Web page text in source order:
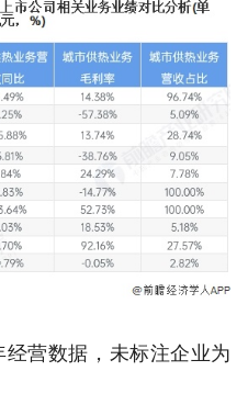
营数据，未标注企业为